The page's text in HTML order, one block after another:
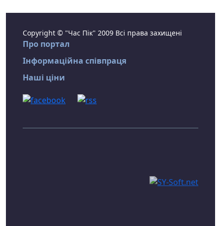
Copyright © "Час Пік" 2009 Всі права захищені
Про портал
Інформаційна співпраця
Наші ціни